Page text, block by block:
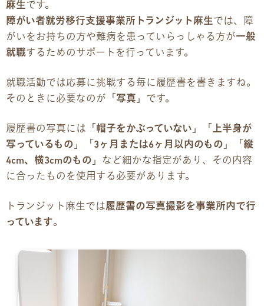
3つの支援制度
お食事の提供について
スキルアップ診断
パンフレット
デジタルパンフレット
広報チラシ・刊行物
アクセス・ご案内
麻生です。
障がい者就労移行支援事業所トランジット麻生では、障
がいをお持ちの方や難病を患っていらっしゃる方が一般
就職するためのサポートを行っています。
就職活動では応募に挑戦する毎に履歴書を書きますね。
そのときに必要なのが「 写真 」です。
履歴書の写真には「 帽子をかぶっていない 」「 上半身が
写っているもの 」「 3ヶ月または6ヶ月以内のもの 」「 縦
4cm、横3cmのもの 」など細かな指定があり、その内容
に合ったものを使用する必要があります。
トランジット麻生では履歴書の写真撮影を事業所内で行
っています。